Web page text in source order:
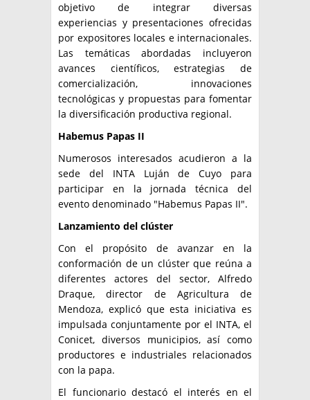
objetivo de integrar diversas
experiencias y presentaciones ofrecidas
por expositores locales e internacionales.
Las temáticas abordadas incluyeron
avances científicos, estrategias de
comercialización, innovaciones
tecnológicas y propuestas para fomentar
la diversificación productiva regional.
Habemus Papas II
Numerosos interesados acudieron a la
sede del INTA Luján de Cuyo para
participar en la jornada técnica del
evento denominado "Habemus Papas II".
Lanzamiento del clúster
Con el propósito de avanzar en la
conformación de un clúster que reúna a
diferentes actores del sector, Alfredo
Draque, director de Agricultura de
Mendoza, explicó que esta iniciativa es
impulsada conjuntamente por el INTA, el
Conicet, diversos municipios, así como
productores e industriales relacionados
con la papa.
El funcionario destacó el interés en el